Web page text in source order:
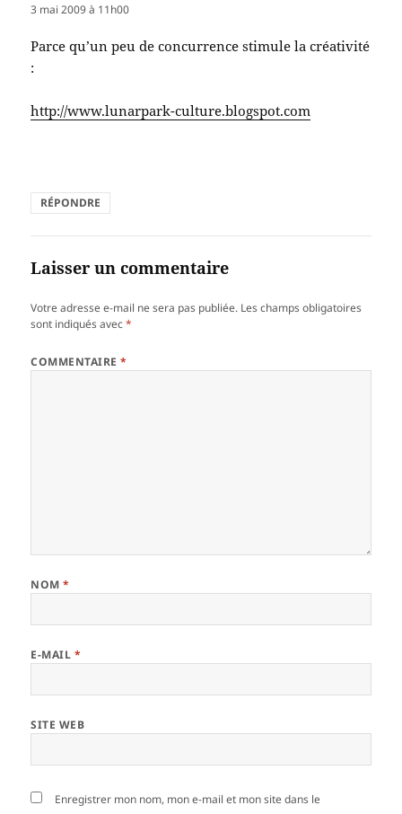
3 mai 2009 à 11h00
Parce qu’un peu de concurrence stimule la créativité
:
http://www.lunarpark-culture.blogspot.com
RÉPONDRE
Laisser un commentaire
Votre adresse e-mail ne sera pas publiée. Les champs obligatoires
sont indiqués avec*
COMMENTAIRE*
NOM*
E-MAIL *
SITE WEB
Enregistrer mon nom, mon e-mail et mon site dans le